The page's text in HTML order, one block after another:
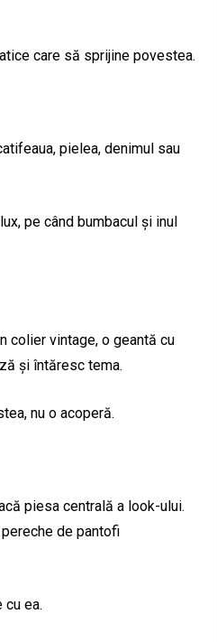
care să sprijine povestea.
pielea, denimul sau
pe când bumbacul și inul
colier vintage, o geantă cu
și întăresc tema.
nu o acoperă.
piesa centrală a look-ului.
de pantofi
ea.